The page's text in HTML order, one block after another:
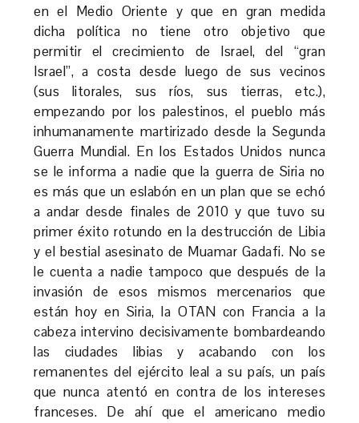
en el Medio Oriente y que en gran medida
dicha política no tiene otro objetivo que
permitir el crecimiento de Israel, del “gran
Israel”, a costa desde luego de sus vecinos
(sus litorales, sus ríos, sus tierras, etc.),
empezando por los palestinos, el pueblo más
inhumanamente martirizado desde la Segunda
Guerra Mundial. En los Estados Unidos nunca
se le informa a nadie que la guerra de Siria no
es más que un eslabón en un plan que se echó
a andar desde finales de 2010 y que tuvo su
primer éxito rotundo en la destrucción de Libia
y el bestial asesinato de Muamar Gadafi. No se
le cuenta a nadie tampoco que después de la
invasión de esos mismos mercenarios que
están hoy en Siria, la OTAN con Francia a la
cabeza intervino decisivamente bombardeando
las ciudades libias y acabando con los
remanentes del ejército leal a su país, un país
que nunca atentó en contra de los intereses
franceses. De ahí que el americano medio